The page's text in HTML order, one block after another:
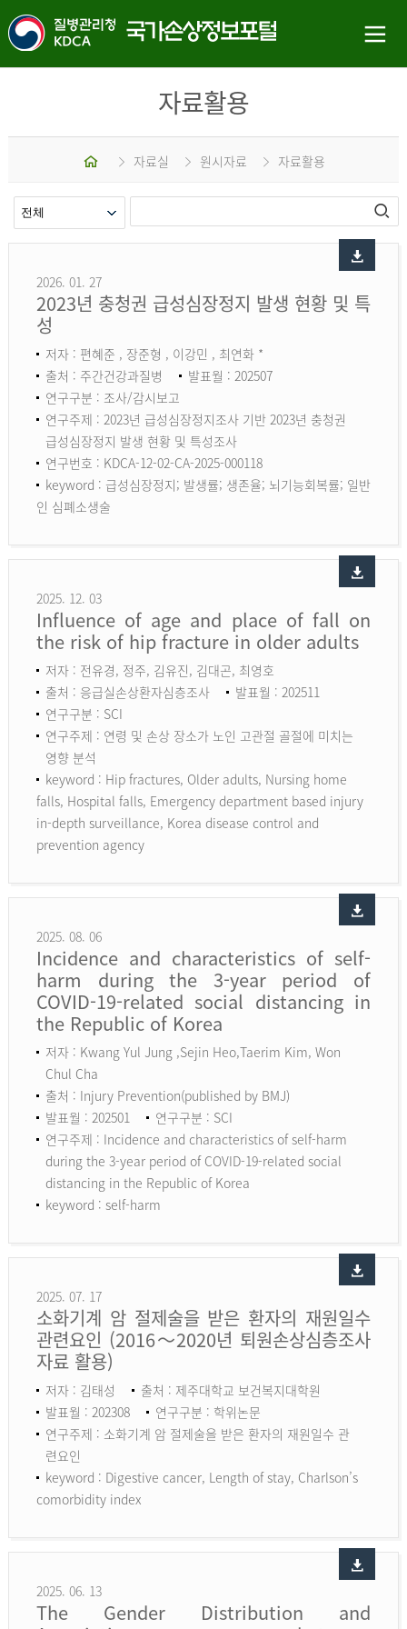
자료활용
홈 자료실 원시자료 자료활용
2026. 01. 27
2023년 충청권 급성심장정지 발생 현황 및 특
성
저자 : 편혜준 , 장준형 , 이강민 , 최연화 *
출처 : 주간건강과질병
발표월 : 202507
연구구분 : 조사/감시보고
연구주제 : 2023년 급성심장정지조사 기반 2023년 충청권
급성심장정지 발생 현황 및 특성조사
연구번호 : KDCA-12-02-CA-2025-000118
keyword : 급성심장정지; 발생률; 생존율; 뇌기능회복률; 일반
인 심폐소생술
2025. 12. 03
Influence of age and place of fall on
the risk of hip fracture in older adults
저자 : 전유경, 정주, 김유진, 김대곤, 최영호
출처 : 응급실손상환자심층조사
발표월 : 202511
연구구분 : SCI
연구주제 : 연령 및 손상 장소가 노인 고관절 골절에 미치는
영향 분석
keyword : Hip fractures, Older adults, Nursing home
falls, Hospital falls, Emergency department based injury
in-depth surveillance, Korea disease control and
prevention agency
2025. 08. 06
Incidence and characteristics of self-
harm during the 3-year period of
COVID-19-related social distancing in
the Republic of Korea
저자 : Kwang Yul Jung ,Sejin Heo,Taerim Kim, Won
Chul Cha
출처 : Injury Prevention(published by BMJ)
발표월 : 202501
연구구분 : SCI
연구주제 : Incidence and characteristics of self-harm
during the 3-year period of COVID-19-related social
distancing in the Republic of Korea
keyword : self-harm
2025. 07. 17
소화기계 암 절제술을 받은 환자의 재원일수
관련요인 (2016～2020년 퇴원손상심층조사
자료 활용)
저자 : 김태성
출처 : 제주대학교 보건복지대학원
발표월 : 202308
연구구분 : 학위논문
연구주제 : 소화기계 암 절제술을 받은 환자의 재원일수 관
련요인
keyword : Digestive cancer, Length of stay, Charlson’s
comorbidity index
2025. 06. 13
The Gender Distribution and